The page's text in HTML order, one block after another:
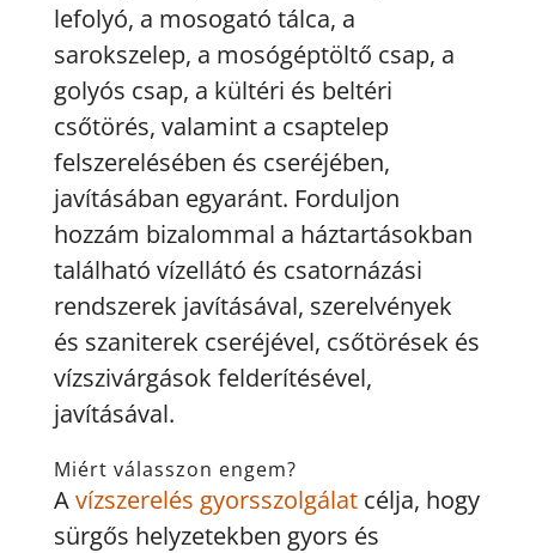
lefolyó, a mosogató tálca, a
sarokszelep, a mosógéptöltő csap, a
golyós csap, a kültéri és beltéri
csőtörés, valamint a csaptelep
felszerelésében és cseréjében,
javításában egyaránt. Forduljon
hozzám bizalommal a háztartásokban
található vízellátó és csatornázási
rendszerek javításával, szerelvények
és szaniterek cseréjével, csőtörések és
vízszivárgások felderítésével,
javításával.
Miért válasszon engem?
Avízszerelés gyorsszolgálatcélja, hogy
sürgős helyzetekben gyors és